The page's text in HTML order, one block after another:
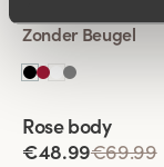
Zonder Beugel
Rose body
€48.99€69.99